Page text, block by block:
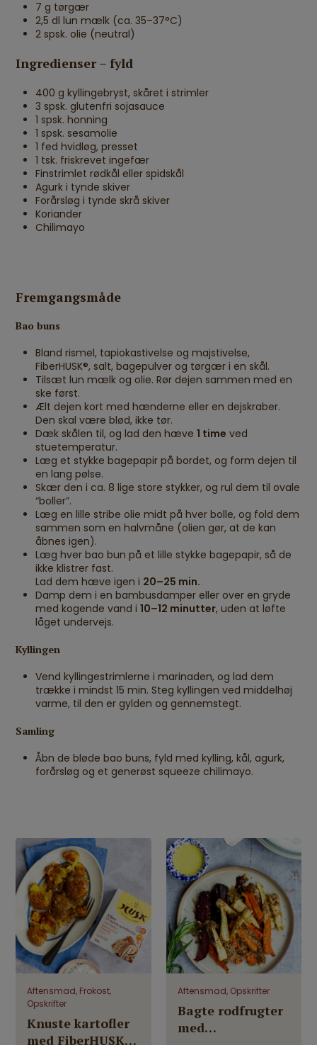
7 g tørgær
2,5 dl lun mælk (ca. 35–37°C)
2 spsk. olie (neutral)
Ingredienser – fyld
400 g kyllingebryst, skåret i strimler
3 spsk. glutenfri sojasauce
1 spsk. honning
1 spsk. sesamolie
1 fed hvidløg, presset
1 tsk. friskrevet ingefær
Finstrimlet rødkål eller spidskål
Agurk i tynde skiver
Forårsløg i tynde skrå skiver
Koriander
Chilimayo
Fremgangsmåde
Bao buns
Bland rismel, tapiokastivelse og majstivelse,
FiberHUSK®, salt, bagepulver og tørgær i en skål.
Tilsæt lun mælk og olie. Rør dejen sammen med en
ske først.
Ælt dejen kort med hænderne eller en dejskraber.
Den skal være blød, ikke tør.
Dæk skålen til, og lad den hæve1 time ved
stuetemperatur.
Læg et stykke bagepapir på bordet, og form dejen til
en lang pølse.
Skær den i ca. 8 lige store stykker, og rul dem til ovale
“boller”.
Læg en lille stribe olie midt på hver bolle, og fold dem
sammen som en halvmåne (olien gør, at de kan
åbnes igen).
Læg hver bao bun på et lille stykke bagepapir, så de
ikke klistrer fast.
Lad dem hæve igen i 20–25 min.
Damp dem i en bambusdamper eller over en gryde
med kogende vand i10–12 minutter, uden at løfte
låget undervejs.
Kyllingen
Vend kyllingestrimlerne i marinaden, og lad dem
trække i mindst 15 min. Steg kyllingen ved middelhøj
varme, til den er gylden og gennemstegt.
Samling
Åbn de bløde bao buns, fyld med kylling, kål, agurk,
forårsløg og et generøst squeeze chilimayo.
Knuste kartofler
med FiberHUSK®,
Aftensmad, Frokost,
Opskrifter
Bagte rodfrugter
med
Aftensmad, Opskrifter